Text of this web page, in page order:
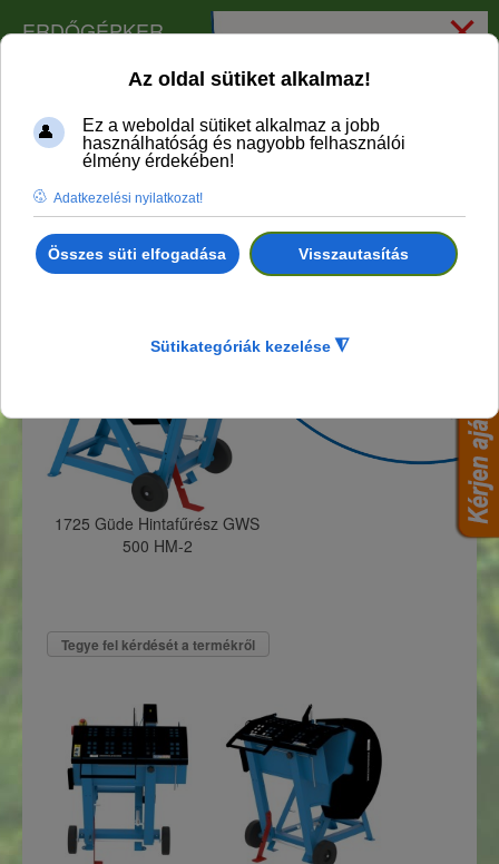
ERDŐGÉPKER
700 BR
1714 GÜDE Billenőfűrész GWS 700 HM
1725 Güde Hintafűrész GWS 500 HM-2
1725 Güde Hintafűrész GWS
500 HM-2
Tegye fel kérdését a termékről
×